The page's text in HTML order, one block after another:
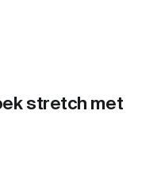
stretch met